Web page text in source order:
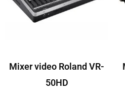
Mixer video Roland VR-
50HD